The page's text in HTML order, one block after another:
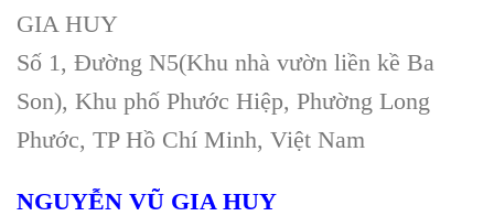
GIA HUY
Số 1, Đường N5(Khu nhà vườn liền kề Ba
Son), Khu phố Phước Hiệp, Phường Long
Phước, TP Hồ Chí Minh, Việt Nam
NGUYỄN VŨ GIA HUY